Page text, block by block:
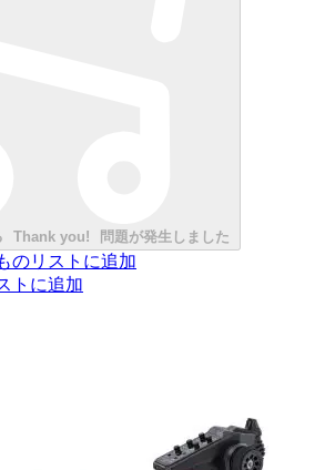
Thank you! 問題が発生しました
のリストに追加
トに追加